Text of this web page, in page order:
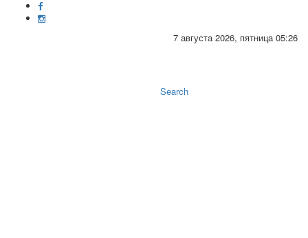
7 августа 2026, пятница 05:26
Search